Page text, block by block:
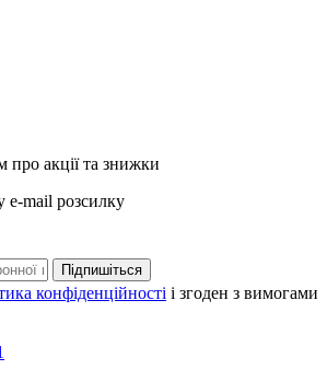
про акції та знижки
e-mail розсилку
Підпишіться
конфіденційності і згоден з вимогами